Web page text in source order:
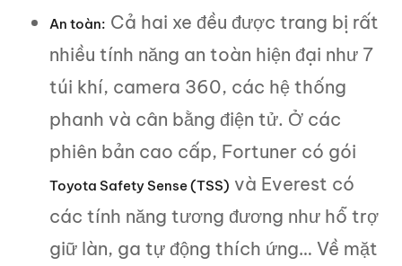
An toàn: Cả hai xe đều được trang bị rất
nhiều tính năng an toàn hiện đại như 7
túi khí, camera 360, các hệ thống
phanh và cân bằng điện tử. Ở các
phiên bản cao cấp, Fortuner có gói
Toyota Safety Sense (TSS) và Everest có
các tính năng tương đương như hỗ trợ
giữ làn, ga tự động thích ứng… Về mặt